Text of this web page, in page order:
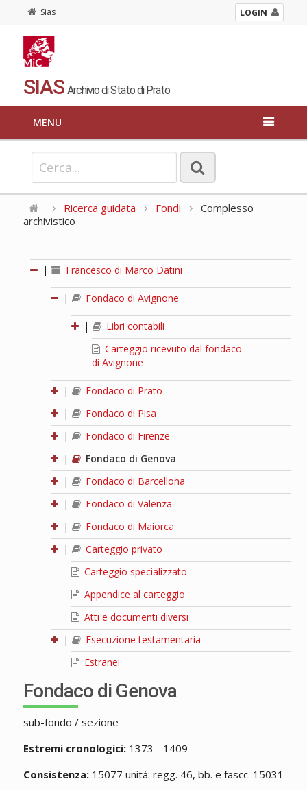
Sias LOGIN
SIAS Archivio di Stato di Prato
MENU
Ricerca guidata Fondi
Complesso
archivistico
| Francesco di Marco Datini
| Fondaco di Avignone
|
Libri contabili
Carteggio ricevuto dal fondaco
di Avignone
|
Fondaco di Prato
|
Fondaco di Pisa
|
Fondaco di Firenze
|
Fondaco di Genova
|
Fondaco di Barcellona
|
Fondaco di Valenza
|
Fondaco di Maiorca
|
Carteggio privato
Carteggio specializzato
Appendice al carteggio
Atti e documenti diversi
|
Esecuzione testamentaria
Estranei
Fondaco di Genova
sub-fondo / sezione
Estremi cronologici:1373 - 1409
Consistenza:15077 unità: regg. 46, bb. e fascc. 15031